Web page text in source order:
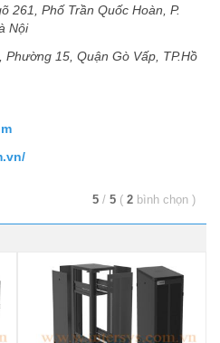
261, Phố Trần Quốc Hoàn, P.
Nội
15, Quận Gò Vấp, TP.Hồ
5 / 5 ( 2 bình chọn )